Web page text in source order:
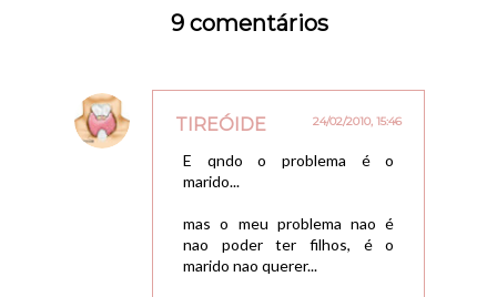
9 comentários
TIREÓIDE 24/02/2010, 15:46
E qndo o problema é o
marido...
mas o meu problema nao é
nao poder ter filhos, é o
marido nao querer...